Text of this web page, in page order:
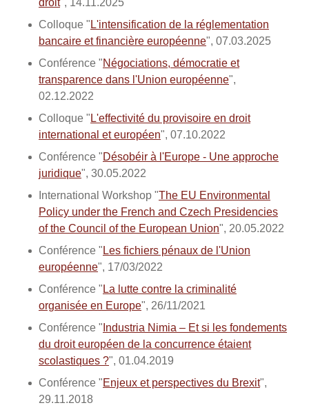
droit", 14.11.2025
Colloque "L'intensification de la réglementation
bancaire et financière européenne", 07.03.2025
Conférence "Négociations, démocratie et
transparence dans l'Union européenne",
02.12.2022
Colloque "L'effectivité du provisoire en droit
international et européen", 07.10.2022
Conférence "Désobéir à l'Europe - Une approche
juridique", 30.05.2022
International Workshop "The EU Environmental
Policy under the French and Czech Presidencies
of the Council of the European Union", 20.05.2022
Conférence "Les fichiers pénaux de l'Union
européenne", 17/03/2022
Conférence "La lutte contre la criminalité
organisée en Europe", 26/11/2021
Conférence " Industria Nimia – Et si les fondements
du droit européen de la concurrence étaient
scolastiques ?", 01.04.2019
Conférence "Enjeux et perspectives du Brexit",
29.11.2018